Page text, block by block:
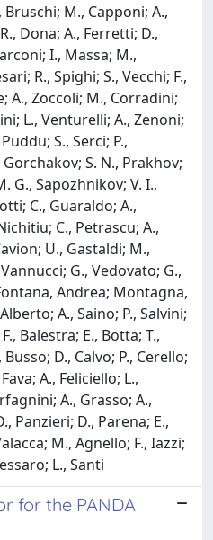
M., Capponi; A.,
Dona; A., Ferretti; D.,
I., Massa; M.,
R., Spighi; S., Vecchi; F.,
A., Zoccoli; M., Corradini;
L., Venturelli; A., Zenoni;
S., Serci; P.,
S. N., Prakhov;
G., Sapozhnikov; V. I.,
C., Guaraldo; A.,
C., Petrascu; A.,
U., Gastaldi; M.,
G., Vedovato; G.,
Andrea; Montagna,
A., Saino; P., Salvini;
Balestra; E., Botta; T.,
D., Calvo; P., Cerello;
A., Feliciello; L.,
A., Grasso; A.,
Panzieri; D., Parena; E.,
M., Agnello; F., Iazzi;
L., Santi
for the PANDA